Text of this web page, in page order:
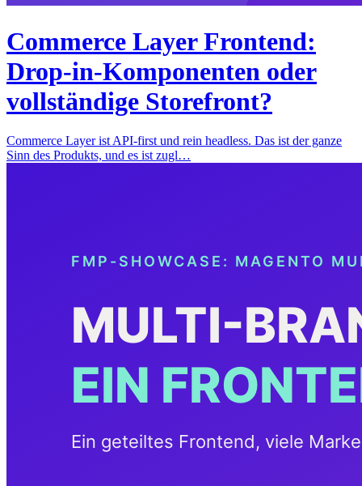
Commerce Layer Frontend:
Drop-in-Komponenten oder
vollständige Storefront?
Commerce Layer ist API-first und rein headless. Das ist der ganze
Sinn des Produkts, und es ist zugl…